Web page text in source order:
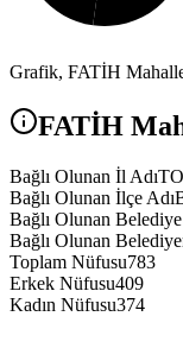
Grafik, FATİH
FATİH
Bağlı Olunan İl Adı
Bağlı Olunan İlçe Adı
Bağlı Olunan Belediye
Bağlı Olunan
Toplam Nüfusu783
Erkek Nüfusu409
Kadın Nüfusu374